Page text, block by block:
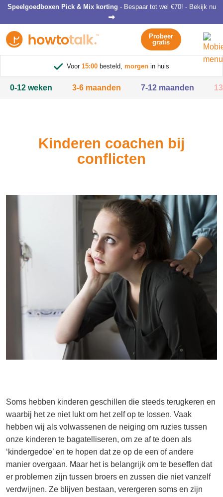
Speelgoedboxen Pick & Mix korting - Bespaar tot wel €70! - Bekijk nu
Probeer
gratis
Voor 15:00 besteld, morgen in huis
0-12 weken 3-6 maanden 7-12 maanden
Kinderen coachen bij
conflicten
Soms hebben kinderen geschillen die steeds terugkeren en
waarbij het ze niet lukt om het zelf op te lossen. Vaak
hebben wij als volwassenen de neiging om ruzies tussen
onze kinderen te bagatelliseren, om ze af te doen als
‘kindergedoe’ en te hopen dat ze op de een of andere
manier overgaan. Maar het is belangrijk om te beseffen dat
er problemen zijn tussen broers en zussen die niet vanzelf
verdwijnen. Ze blijven bestaan, verergeren soms en zijn